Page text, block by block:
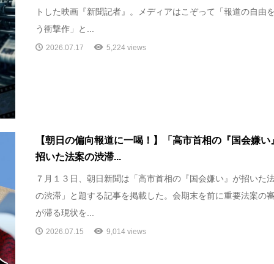
トした映画『新聞記者』。メディアはこぞって「報道の自由
う衝撃作」と...
2026.07.17 5,224 views
【朝日の偏向報道に一喝！】「高市首相の『国会嫌い
招いた法案の渋滞...
７月１３日、朝日新聞は「高市首相の『国会嫌い』が招いた
の渋滞」と題する記事を掲載した。会期末を前に重要法案の
が滞る現状を...
2026.07.15 9,014 views